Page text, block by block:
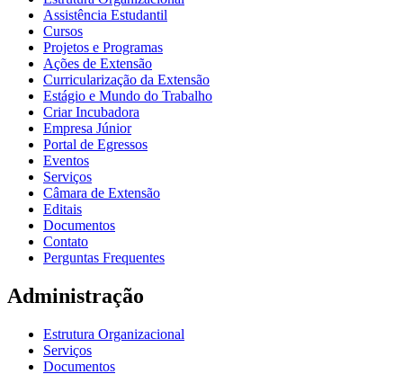
Assistência Estudantil
Cursos
Projetos e Programas
Ações de Extensão
Curricularização da Extensão
Estágio e Mundo do Trabalho
Criar Incubadora
Empresa Júnior
Portal de Egressos
Eventos
Serviços
Câmara de Extensão
Editais
Documentos
Contato
Perguntas Frequentes
Administração
Estrutura Organizacional
Serviços
Documentos